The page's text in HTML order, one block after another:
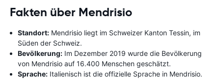
Fakten über Mendrisio
Standort: Mendrisio liegt im Schweizer Kanton Tessin, im
Süden der Schweiz.
Bevölkerung: Im Dezember 2019 wurde die Bevölkerung
von Mendrisio auf 16.400 Menschen geschätzt.
Sprache: Italienisch ist die offizielle Sprache in Mendrisio.